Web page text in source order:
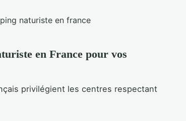
en France pour vos
privilégient les centres respectant